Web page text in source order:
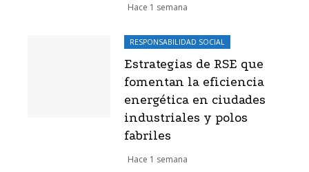
Hace 1 semana
RESPONSABILIDAD SOCIAL
Estrategias de RSE que
fomentan la eficiencia
energética en ciudades
industriales y polos
fabriles
Hace 1 semana